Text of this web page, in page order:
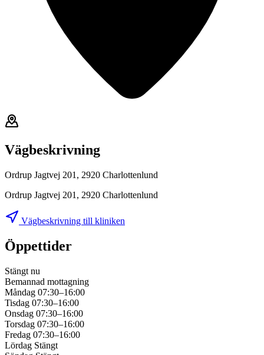
Vägbeskrivning
Ordrup Jagtvej 201, 2920 Charlottenlund
Ordrup Jagtvej 201, 2920 Charlottenlund
Vägbeskrivning till kliniken
Öppettider
Stängt nu
Bemannad mottagning
Måndag 07:30–16:00
Tisdag 07:30–16:00
Onsdag 07:30–16:00
Torsdag 07:30–16:00
Fredag 07:30–16:00
Lördag Stängt